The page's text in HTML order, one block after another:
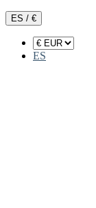
ES / €
ES